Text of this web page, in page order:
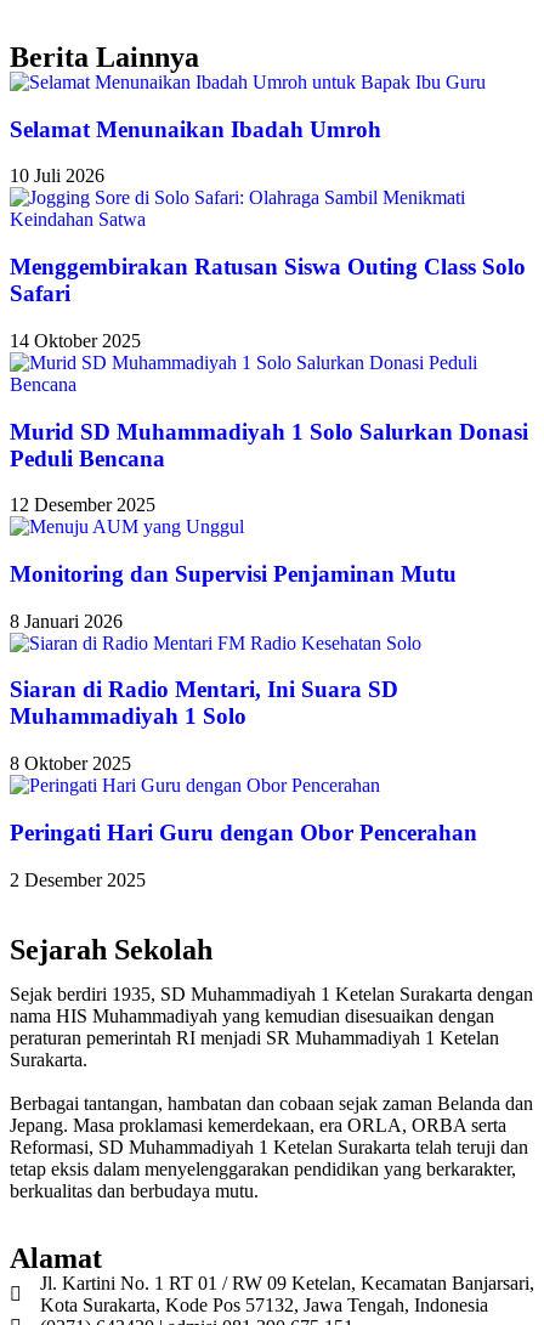
Berita Lainnya
Selamat Menunaikan Ibadah Umroh
10 Juli 2026
Menggembirakan Ratusan Siswa Outing Class Solo
Safari
14 Oktober 2025
Murid SD Muhammadiyah 1 Solo Salurkan Donasi
Peduli Bencana
12 Desember 2025
Monitoring dan Supervisi Penjaminan Mutu
8 Januari 2026
Siaran di Radio Mentari, Ini Suara SD
Muhammadiyah 1 Solo
8 Oktober 2025
Peringati Hari Guru dengan Obor Pencerahan
2 Desember 2025
Sejarah Sekolah
Sejak berdiri 1935, SD Muhammadiyah 1 Ketelan Surakarta dengan
nama HIS Muhammadiyah yang kemudian disesuaikan dengan
peraturan pemerintah RI menjadi SR Muhammadiyah 1 Ketelan
Surakarta.
Berbagai tantangan, hambatan dan cobaan sejak zaman Belanda dan
Jepang. Masa proklamasi kemerdekaan, era ORLA, ORBA serta
Reformasi, SD Muhammadiyah 1 Ketelan Surakarta telah teruji dan
tetap eksis dalam menyelenggarakan pendidikan yang berkarakter,
berkualitas dan berbudaya mutu.
Alamat
Jl. Kartini No. 1 RT 01 / RW 09 Ketelan, Kecamatan Banjarsari,
Kota Surakarta, Kode Pos 57132, Jawa Tengah, Indonesia